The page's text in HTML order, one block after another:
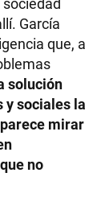
García
que, a
solución
y sociales la
mirar
no